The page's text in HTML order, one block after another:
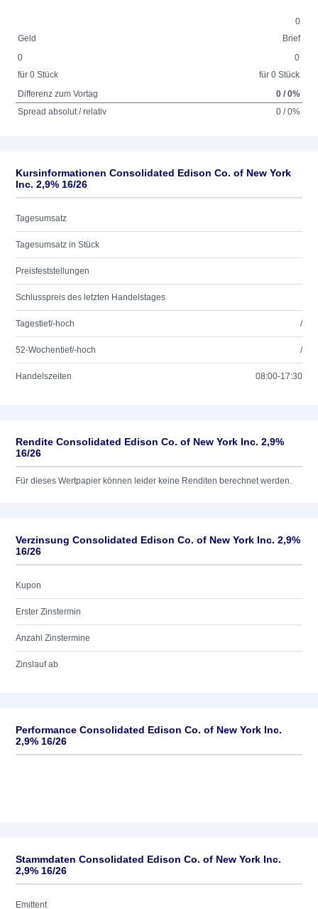
0
Geld
Brief
0
für 0 Stück
0
für 0 Stück
Differenz zum Vortag
0 / 0%
Spread absolut / relativ
0 / 0%
Kursinformationen Consolidated Edison Co. of New York
Inc. 2,9% 16/26
Tagesumsatz
Tagesumsatz in Stück
Preisfeststellungen
Schlusspreis des letzten Handelstages
Tagestief/-hoch /
52-Wochentief/-hoch /
Handelszeiten 08:00-17:30
Rendite Consolidated Edison Co. of New York Inc. 2,9%
16/26
Für dieses Wertpapier können leider keine Renditen berechnet werden.
Verzinsung Consolidated Edison Co. of New York Inc. 2,9%
16/26
Kupon
Erster Zinstermin
Anzahl Zinstermine
Zinslauf ab
Performance Consolidated Edison Co. of New York Inc.
2,9% 16/26
Stammdaten Consolidated Edison Co. of New York Inc.
2,9% 16/26
Emittent